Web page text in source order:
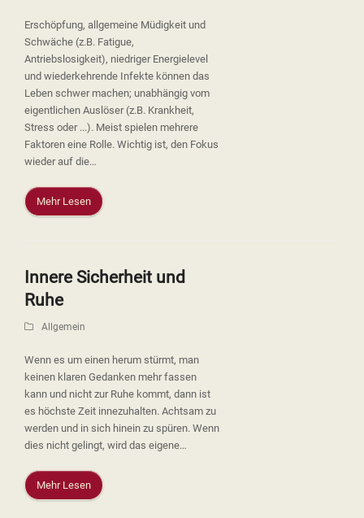
Erschöpfung, allgemeine Müdigkeit und
Schwäche (z.B. Fatigue,
Antriebslosigkeit), niedriger Energielevel
und wiederkehrende Infekte können das
Leben schwer machen; unabhängig vom
eigentlichen Auslöser (z.B. Krankheit,
Stress oder ...). Meist spielen mehrere
Faktoren eine Rolle. Wichtig ist, den Fokus
wieder auf die…
Mehr Lesen
Innere Sicherheit und
Ruhe
Allgemein
Wenn es um einen herum stürmt, man
keinen klaren Gedanken mehr fassen
kann und nicht zur Ruhe kommt, dann ist
es höchste Zeit innezuhalten. Achtsam zu
werden und in sich hinein zu spüren. Wenn
dies nicht gelingt, wird das eigene…
Mehr Lesen